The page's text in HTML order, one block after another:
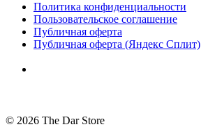
Политика конфиденциальности
Пользовательское соглашение
Публичная оферта
Публичная оферта (Яндекс Сплит)
© 2026 The Dar Store